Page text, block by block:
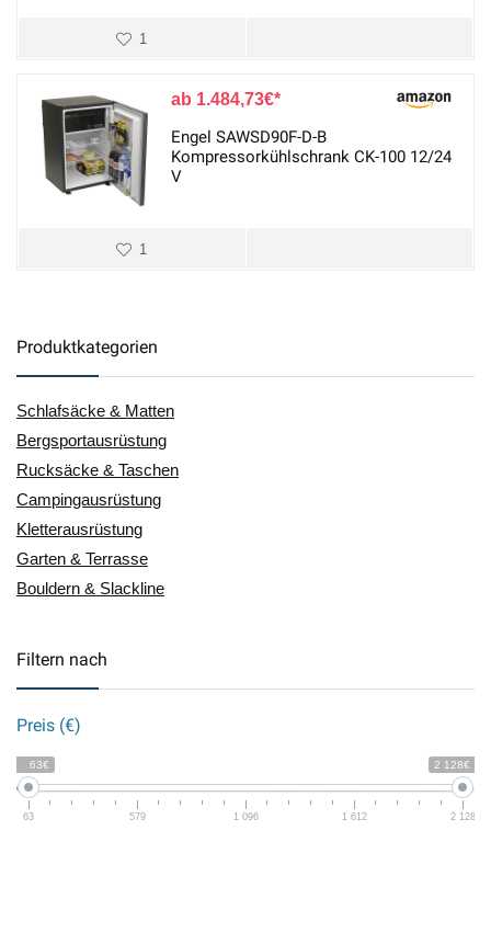
1
1.484,73€
Engel SAWSD90F-D-B
Kompressorkühlschrank CK-100 12/24
V
1
Produktkategorien
Schlafsäcke & Matten
Bergsportausrüstung
Rucksäcke & Taschen
Campingausrüstung
Kletterausrüstung
Garten & Terrasse
Bouldern & Slackline
Filtern nach
Preis (€)
63€ 2 128€
63 579 1 096 1 612 2 128